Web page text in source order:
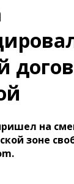
на
зоне